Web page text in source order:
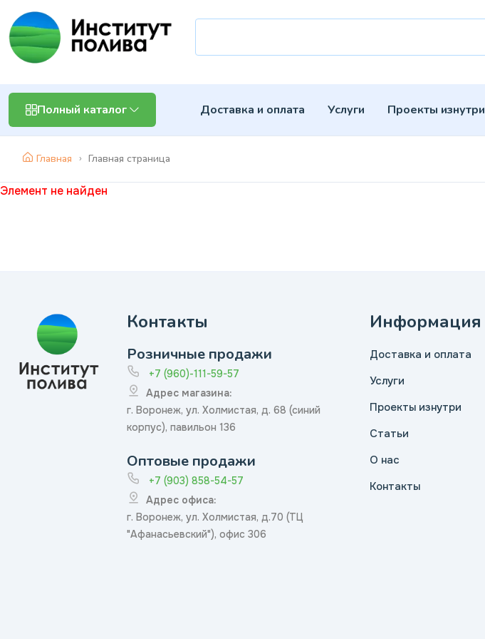
Полный каталог Доставка и оплата Услуги Проекты изнутри
Главная Главная страница
Элемент не найден
Контакты
Розничные продажи
+7 (960)-111-59-57
Адрес магазина:
г. Воронеж, ул. Холмистая, д. 68 (синий
корпус), павильон 136
Оптовые продажи
+7 (903) 858-54-57
Адрес офиса:
г. Воронеж, ул. Холмистая, д.70 (ТЦ
"Афанасьевский"), офис 306
Информация
Доставка и оплата
Услуги
Проекты изнутри
Статьи
О нас
Контакты